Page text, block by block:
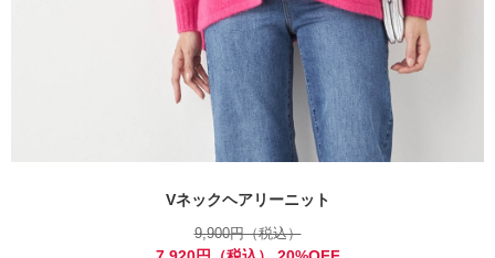
Vネックヘアリーニット
9,900円（税込）